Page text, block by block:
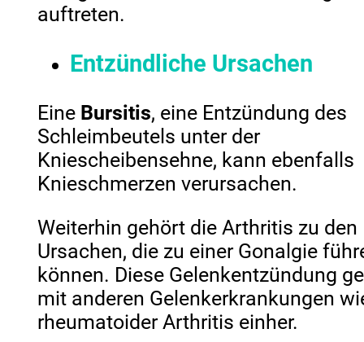
auftreten.
Entzündliche Ursachen
Eine Bursitis, eine Entzündung des
Schleimbeutels unter der
Kniescheibensehne, kann ebenfalls
Knieschmerzen verursachen.
Weiterhin gehört die Arthritis zu den
Ursachen, die zu einer Gonalgie
können. Diese Gelenkentzündung
mit anderen Gelenkerkrankungen
rheumatoider Arthritis einher.